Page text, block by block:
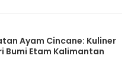
Ayam Cincane: Kuliner
Bumi Etam Kalimantan